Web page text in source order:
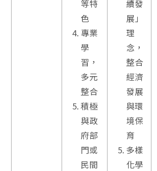
等特
色
專業
學
習，
多元
整合
積極
與政
府部
門或
民間
續發
展」
理
念，
整合
經濟
發展
與環
境保
育
多樣
化學